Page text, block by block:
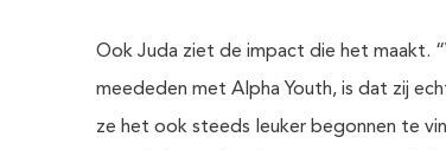
Ook Juda ziet de impact die het maakt.
meededen met Alpha Youth, is dat zij
ze het ook steeds leuker begonnen te